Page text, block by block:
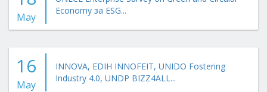
May
Economy за ESG...
16
May
INNOVA, EDIH INNOFEIT, UNIDO Fostering
Industry 4.0, UNDP BIZZ4ALL...